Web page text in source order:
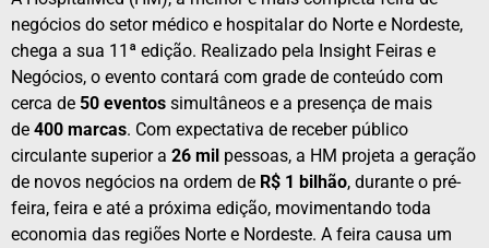
negócios do setor médico e hospitalar do Norte e Nordeste,
chega a sua 11ª edição. Realizado pela Insight Feiras e
Negócios, o evento contará com grade de conteúdo com
cerca de 50 eventos simultâneos e a presença de mais
de 400 marcas. Com expectativa de receber público
circulante superior a 26 mil pessoas, a HM projeta a geração
de novos negócios na ordem de R$ 1 bilhão, durante o pré-
feira, feira e até a próxima edição, movimentando toda
economia das regiões Norte e Nordeste. A feira causa um